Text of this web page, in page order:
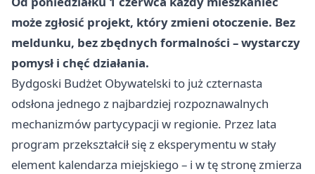
może zgłosić projekt, który zmieni otoczenie. Bez
meldunku, bez zbędnych formalności – wystarczy
pomysł i chęć działania.
Bydgoski Budżet Obywatelski to już czternasta
odsłona jednego z najbardziej rozpoznawalnych
mechanizmów partycypacji w regionie. Przez lata
program przekształcił się z eksperymentu w stały
element kalendarza miejskiego – i w tę stronę zmierza